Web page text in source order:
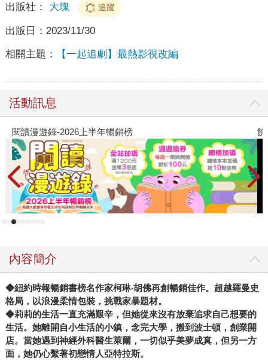
出版社： 大塊 追蹤
出版日： 2023/11/30
相關主題： 【一起追劇】最熱影視改編
活動訊息
閱讀漫遊錄-2026上半年暢銷榜 飢
內容簡介
◆紐約時報暢銷書榜名作家柯琳‧胡佛再創暢銷佳作。超越羅曼史
格局，以浪漫柔情包裝，挑戰家暴題材。
◆莉莉的生活一直充滿艱辛，但她從來沒有放棄追求自己想要的
生活。她離開自小生活的小鎮，念完大學，搬到波士頓，創業開
店。當她遇到神經外科醫生萊爾，一切似乎美夢成真，但另一方
面，她仍心繫著初戀情人亞特拉斯。